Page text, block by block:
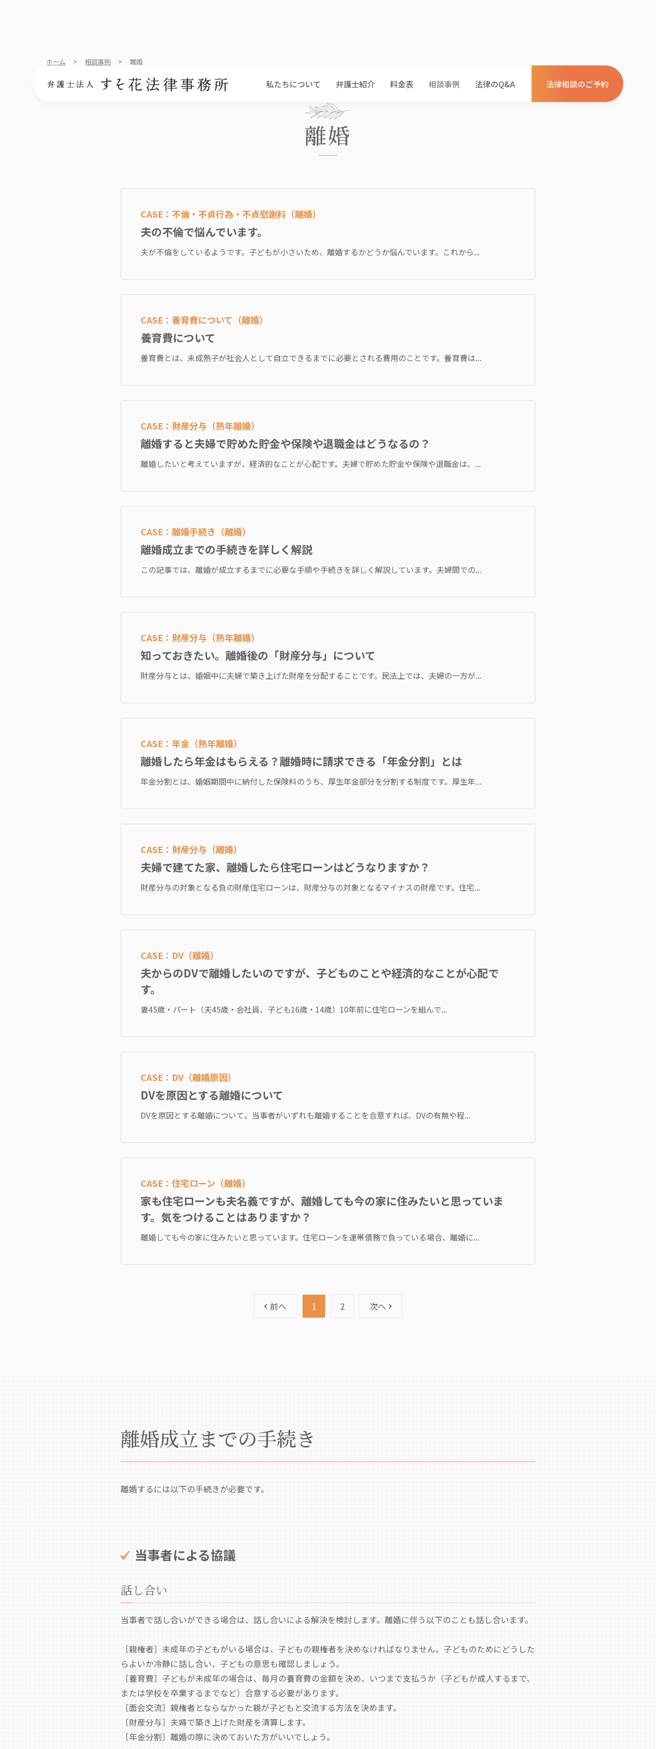
私たちについて 弁護士紹介 料金表 相談事例 法律のQ&A 法律相談のご予約
ホーム > 相談事例 > 離婚
離婚
CASE：不倫・不貞行為・不貞慰謝料（離婚）
夫の不倫で悩んでいます。
夫が不倫をしているようです。子どもが小さいため、離婚するかどうか悩んでいます。これから...
CASE：養育費について（離婚）
養育費について
養育費とは、未成熟子が社会人として自立できるまでに必要とされる費用のことです。養育費は...
CASE：財産分与（熟年離婚）
離婚すると夫婦で貯めた貯金や保険や退職金はどうなるの？
離婚したいと考えていますが、経済的なことが心配です。夫婦で貯めた貯金や保険や退職金は、...
CASE：離婚手続き（離婚）
離婚成立までの手続きを詳しく解説
この記事では、離婚が成立するまでに必要な手順や手続きを詳しく解説しています。夫婦間での...
CASE：財産分与（熟年離婚）
知っておきたい。離婚後の「財産分与」について
財産分与とは、婚姻中に夫婦で築き上げた財産を分配することです。民法上では、夫婦の一方が...
CASE：年金（熟年離婚）
離婚したら年金はもらえる？離婚時に請求できる「年金分割」とは
年金分割とは、婚姻期間中に納付した保険料のうち、厚生年金部分を分割する制度です。厚生年...
CASE：財産分与（離婚）
夫婦で建てた家、離婚したら住宅ローンはどうなりますか？
財産分与の対象となる負の財産住宅ローンは、財産分与の対象となるマイナスの財産です。住宅...
CASE：DV（離婚）
夫からのDVで離婚したいのですが、子どものことや経済的なことが心配で
す。
妻45歳・パート（夫45歳・会社員、子ども16歳・14歳）10年前に住宅ローンを組んで...
CASE：DV（離婚原因）
DVを原因とする離婚について
DVを原因とする離婚について。当事者がいずれも離婚することを合意すれば、DVの有無や程...
CASE：住宅ローン（離婚）
家も住宅ローンも夫名義ですが、離婚しても今の家に住みたいと思っていま
す。気をつけることはありますか？
離婚しても今の家に住みたいと思っています。住宅ローンを連帯債務で負っている場合、離婚に...
前へ 1 2 次へ
離婚成立までの手続き
離婚するには以下の手続きが必要です。
当事者による協議
話し合い
当事者で話し合いができる場合は、話し合いによる解決を検討します。離婚に伴う以下のことも話し合います。
［親権者］未成年の子どもがいる場合は、子どもの親権者を決めなければなりません。子どものためにどうした
らよいか冷静に話し合い、子どもの意思も確認しましょう。
［養育費］子どもが未成年の場合は、毎月の養育費の金額を決め、いつまで支払うか（子どもが成人するまで、
または学校を卒業するまでなど）合意する必要があります。
［面会交流］親権者とならなかった親が子どもと交流する方法を決めます。
［財産分与］夫婦で築き上げた財産を清算します。
［年金分割］離婚の際に決めておいた方がいいでしょう。